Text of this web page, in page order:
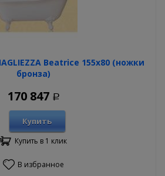
Beatrice 155х80 (ножки
бронза)
170 847 Р
Купить
Купить в 1 клик
В избранное